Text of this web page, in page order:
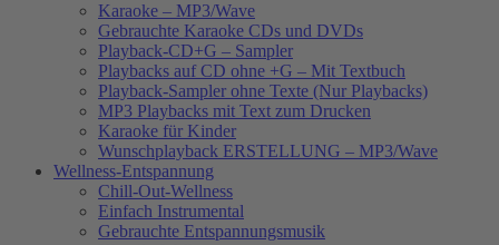
Karaoke – MP3/Wave
Gebrauchte Karaoke CDs und DVDs
Playback-CD+G – Sampler
Playbacks auf CD ohne +G – Mit Textbuch
Playback-Sampler ohne Texte (Nur Playbacks)
MP3 Playbacks mit Text zum Drucken
Karaoke für Kinder
Wunschplayback ERSTELLUNG – MP3/Wave
Wellness-Entspannung
Chill-Out-Wellness
Einfach Instrumental
Gebrauchte Entspannungsmusik